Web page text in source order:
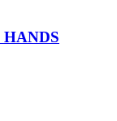
HANDS